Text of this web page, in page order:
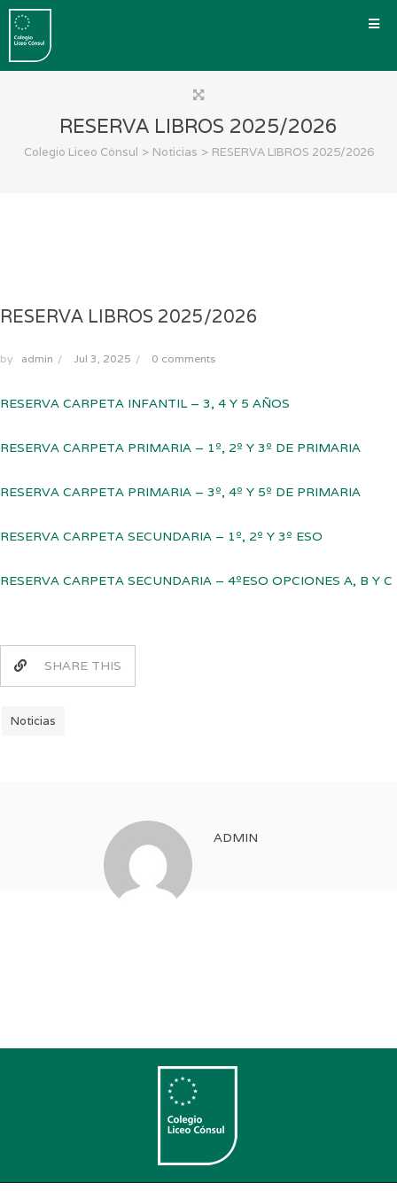
RESERVA LIBROS 2025/2026
Colegio Liceo Cónsul > Noticias > RESERVA LIBROS 2025/2026
RESERVA LIBROS 2025/2026
by admin / Jul 3, 2025 / 0 comments
RESERVA CARPETA INFANTIL – 3, 4 Y 5 AÑOS
RESERVA CARPETA PRIMARIA – 1º, 2º Y 3º DE PRIMARIA
RESERVA CARPETA PRIMARIA – 3º, 4º Y 5º DE PRIMARIA
RESERVA CARPETA SECUNDARIA – 1º, 2º Y 3º ESO
RESERVA CARPETA SECUNDARIA – 4ºESO OPCIONES A, B Y C
SHARE THIS
Noticias
ADMIN